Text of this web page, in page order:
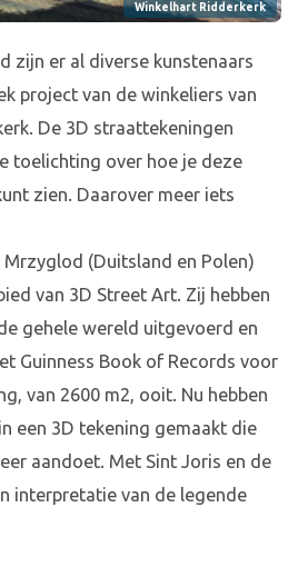
Winkelhart Ridderkerk
zijn er al diverse kunstenaars
project van de winkeliers van
De 3D straattekeningen
toelichting over hoe je deze
zien. Daarover meer iets
Mrzyglod (Duitsland en Polen)
van 3D Street Art. Zij hebben
gehele wereld uitgevoerd en
Guinness Book of Records voor
van 2600 m2, ooit. Nu hebben
een 3D tekening gemaakt die
aandoet. Met Sint Joris en de
interpretatie van de legende